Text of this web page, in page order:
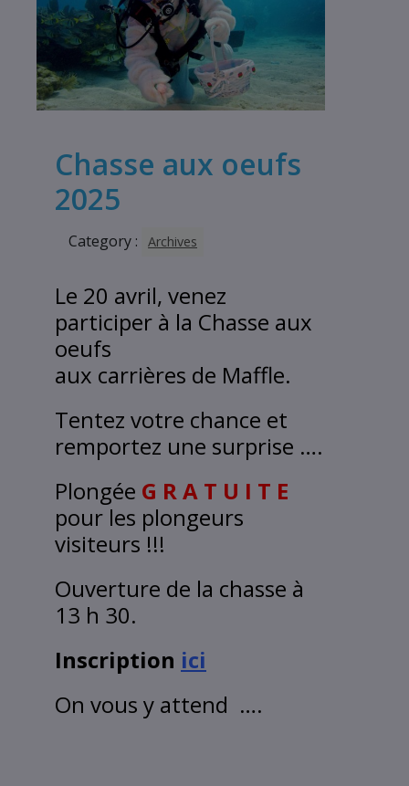
Chasse aux oeufs
2025
Category : Archives
Le 20 avril, venez
participer à la Chasse aux
oeufs
aux carrières de Maffle.
Tentez votre chance et
remportez une surprise ….
Plongée G R A T U I T E
pour les plongeurs
visiteurs !!!
Ouverture de la chasse à
13 h 30.
Inscription ici
On vous y attend ….